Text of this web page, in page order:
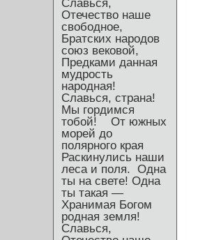
Славься,
Отечество наше
свободное,
Братских народов
союз вековой,
Предками данная
мудрость
народная!
Славься, страна!
Мы гордимся
тобой! От южных
морей до
полярного края
Раскинулись наши
леса и поля. Одна
ты на свете! Одна
ты такая —
Хранимая Богом
родная земля!
Славься,